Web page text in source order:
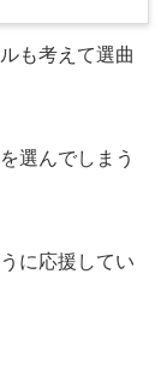
も考えて選曲
選んでしまう
に応援してい